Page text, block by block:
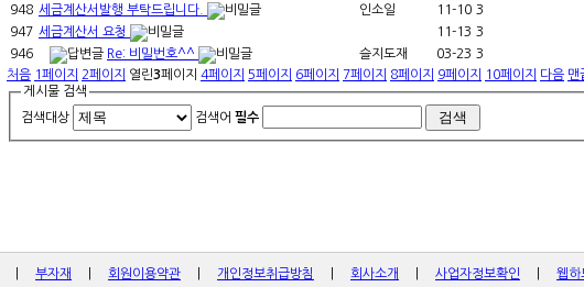
948 세금계산서발행 부탁드립니다. 인소일 11-10 3
947 세금계산서 요청 11-13 3
946
Re: 비밀번호^^ 슬지도재 03-23 3
처음 1 페이지 2페이지 열린3페이지 4페이지 5페이지 6페이지 7페이지 8페이지 9페이지 10페이지 다음 맨
게시물 검색
검색대상 검색어 필수
부자재 회원이용약관 개인정보취급방침 회사소개 사업자정보확인 웹하